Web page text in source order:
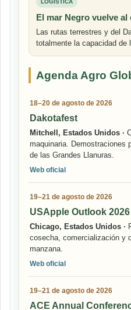
El mar Negro vuelve al
Las rutas terrestres y del
totalmente la capacidad de
Agenda Agro
18–20 de agosto de 2026
Dakotafest
Mitchell, Estados Unidos ·
maquinaria. Demostraciones
de las Grandes Llanuras.
Web oficial
19–21 de agosto de 2026
USApple Outlook 2026
Chicago, Estados Unidos ·
cosecha, comercialización y
manzana.
Web oficial
19–21 de agosto de 2026
ACE Annual